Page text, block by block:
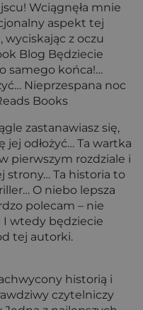
Wciągnęła mnie
aspekt tej
wyciskając z oczu
Blog Będziecie
samego końca!…
Nieprzespana noc
Books
zastanawiasz się,
jej odłożyć… Ta wartka
pierwszym rozdziale i
strony… Ta historia to
O niebo lepsza
polecam – nie
I wtedy będziecie
tej autorki.
historią i
czytelniczy